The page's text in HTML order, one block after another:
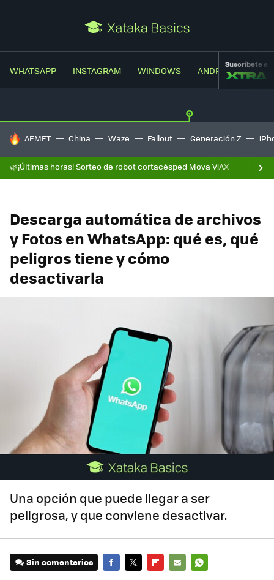
WHATSAPP INSTAGRAM WINDOWS ANDROIDSuscríbete a
HOY SE HABLA DE
AEMET China Waze Fallout Generación Z
🌿¡Últimas horas! Sorteo de robot cortacésped Mova ViAX
Descarga automática de archivos
y Fotos en WhatsApp: qué es, qué
peligros tiene y cómo
desactivarla
Una opción que puede llegar a ser
peligrosa, y que conviene desactivar.
Sin comentarios